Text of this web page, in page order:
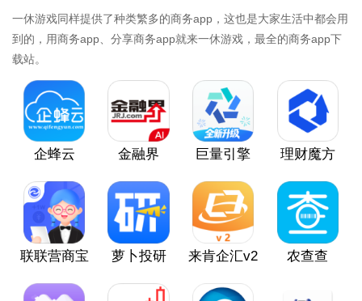
一休游戏同样提供了种类繁多的商务app，这也是大家生活中都会用
到的，用商务app、分享商务app就来一休游戏，最全的商务app下
载站。
企蜂云 金融界 巨量引擎 理财魔方
联联营商宝 萝卜投研 来肯企汇v2 农查查